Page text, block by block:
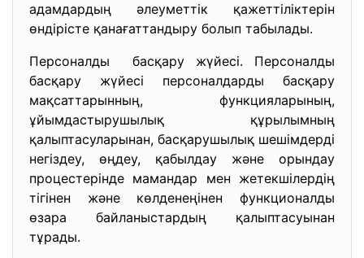
адамдардың әлеуметтік қажеттіліктерін
өндірісте қанағаттандыру болып табылады.
Персоналды басқару жүйесі. Персоналды
басқару жүйесі персоналдарды басқару
мақсаттарынның, функцияларының,
ұйымдастырушылық құрылымның
қалыптасуларынан, басқарушылық шешімдерді
негіздеу, өңдеу, қабылдау және орындау
процестерінде мамандар мен жетекшілердің
тігінен және көлденеңінен функционалды
өзара байланыстардың қалыптасуынан
тұрады.